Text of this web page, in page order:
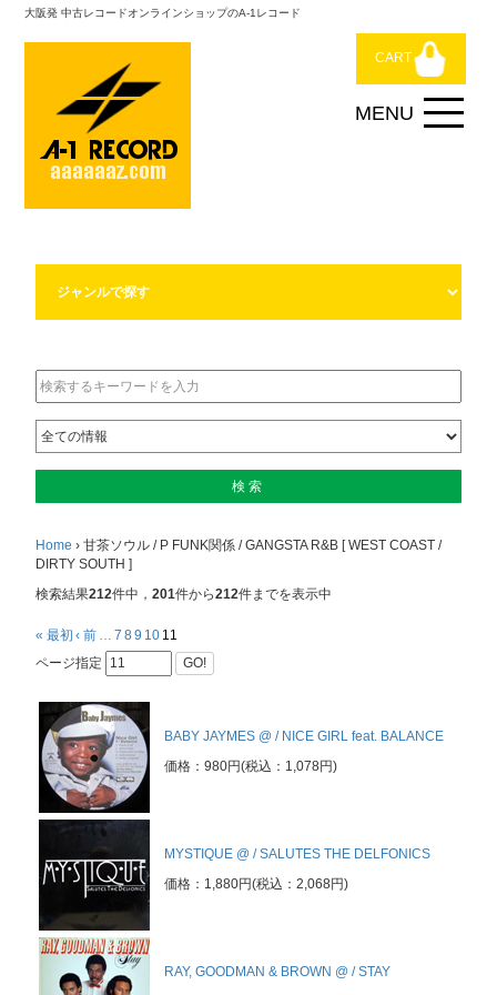
大阪発 中古レコードオンラインショップのA-1レコード
CART
Home ›甘茶ソウル / P FUNK関係 / GANGSTA R&B [ WEST COAST /
DIRTY SOUTH ]
検索結果212件中，201件から212件までを表示中
« 最初 ‹ 前 … 7 89 10 11
ページ指定
GO!
BABY JAYMES @ / NICE GIRL feat. BALANCE
価格：980円(税込：1,078円)
MYSTIQUE @ / SALUTES THE DELFONICS
価格：1,880円(税込：2,068円)
RAY, GOODMAN & BROWN @ / STAY